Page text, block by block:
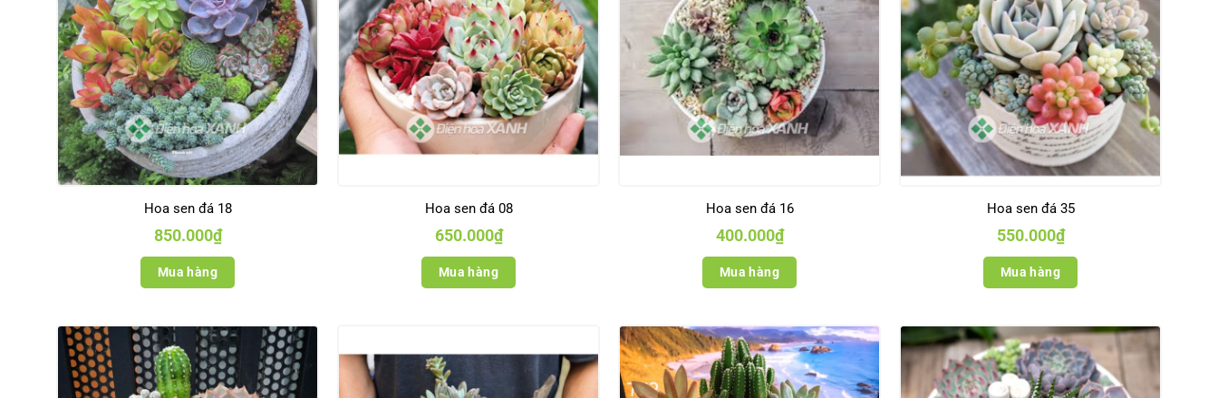
Hoa sen đá 18
850.000₫
Mua hàng
Hoa sen đá 08
650.000₫
Mua hàng
Hoa sen đá 16
400.000₫
Mua hàng
Hoa sen đá 35
550.000₫
Mua hàng